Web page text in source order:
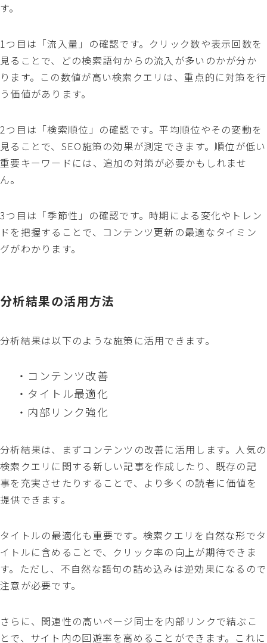
す。
1つ目は「流入量」の確認です。クリック数や表示回数を
見ることで、どの検索語句からの流入が多いのかが分か
ります。この数値が高い検索クエリは、重点的に対策を行
う価値があります。
2つ目は「検索順位」の確認です。平均順位やその変動を
見ることで、SEO施策の効果が測定できます。順位が低い
重要キーワードには、追加の対策が必要かもしれませ
ん。
3つ目は「季節性」の確認です。時期による変化やトレン
ドを把握することで、コンテンツ更新の最適なタイミン
グがわかります。
分析結果の活用方法
分析結果は以下のような施策に活用できます。
・コンテンツ改善
・タイトル最適化
・内部リンク強化
分析結果は、まずコンテンツの改善に活用します。人気の
検索クエリに関する新しい記事を作成したり、既存の記
事を充実させたりすることで、より多くの読者に価値を
提供できます。
タイトルの最適化も重要です。検索クエリを自然な形でタ
イトルに含めることで、クリック率の向上が期待できま
す。ただし、不自然な語句の詰め込みは逆効果になるので
注意が必要です。
さらに、関連性の高いページ同士を内部リンクで結ぶこ
とで、サイト内の回遊率を高めることができます。これに